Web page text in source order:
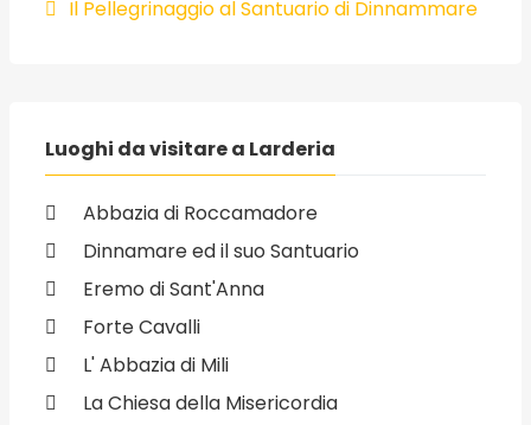
Il Pellegrinaggio al Santuario di Dinnammare
Luoghi da visitare a Larderia
Abbazia di Roccamadore
Dinnamare ed il suo Santuario
Eremo di Sant'Anna
Forte Cavalli
L' Abbazia di Mili
La Chiesa della Misericordia